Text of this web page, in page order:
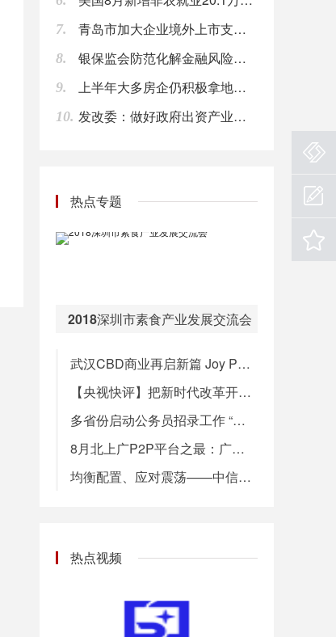
【北京市住建委:互联网平台房源须信息真实并实时更新】北京市住建委相关负责人日前表示，互联网平台作为房源发布主渠道，必须做到房源信息、经纪人信息真实并实时更新。开展互联网房源信息执法检查是一项长期工作，北京住建执法部门每周都会安排执法人员对各网站房源信息发布情况进行专项执法检查。（新华网）
08:00
【《全球石墨烯产业研究报告（2018）》正式发布】 2018中国国际石墨烯创新大会新闻发布会在西安召开，由中国石墨烯产业技术创新战略联盟产业研究中心编写的《全球石墨烯产业研究报告(2018)》正式发布。 据统计，截至2017年12月底，我国从事石墨烯的研发、生产、销售、推广等相关单位的数量达到4800多家，石墨烯产业的市场规模增长至70亿元，石墨烯产业呈现出快速发展趋势，石墨烯应用企业已经初具规模，并形成了良性循环的状态。
08:00
【期货公司分类评价结果出炉 19家获得“AA”评级】2018年期货公司分类评价结果日前正式揭晓。期货行业149家期货公司都参与分类评价，其中80家期货公司维持评级不变，而且期货行业头部公司继续保持稳定格局。数据显示，19家期货公司被评为“AA”级，较去年减少3家。A类公司数量与去年持平，均为37家；B类公司数量由去年的100家降至94家；C类公司数量由去年的8家增至16家；D类公司数量由去年的4家降至2家。（券商中国）
08:00
08:00
7. 青岛市加大企业境外上市支持力度
8. 银保监会防范化解金融风险攻坚战三年行动方案已获金融委批准
9. 上半年大多房企仍积极拿地扩规模 房地产板块中期净负债率超过100
10. 发改委：做好政府出资产业投资基金绩效评价工作
热点专题
2018深圳市素食产业发展交流会
武汉CBD商业再启新篇 Joy Park悦街华彩启幕
【央视快评】把新时代改革开放继续推向前进
多省份启动公务员招录工作 “京考”笔试今举行
8月北上广P2P平台之最：广东收益率最高，三地问题平台数大降
均衡配置、应对震荡——中信建投9月金股组合
热点视频